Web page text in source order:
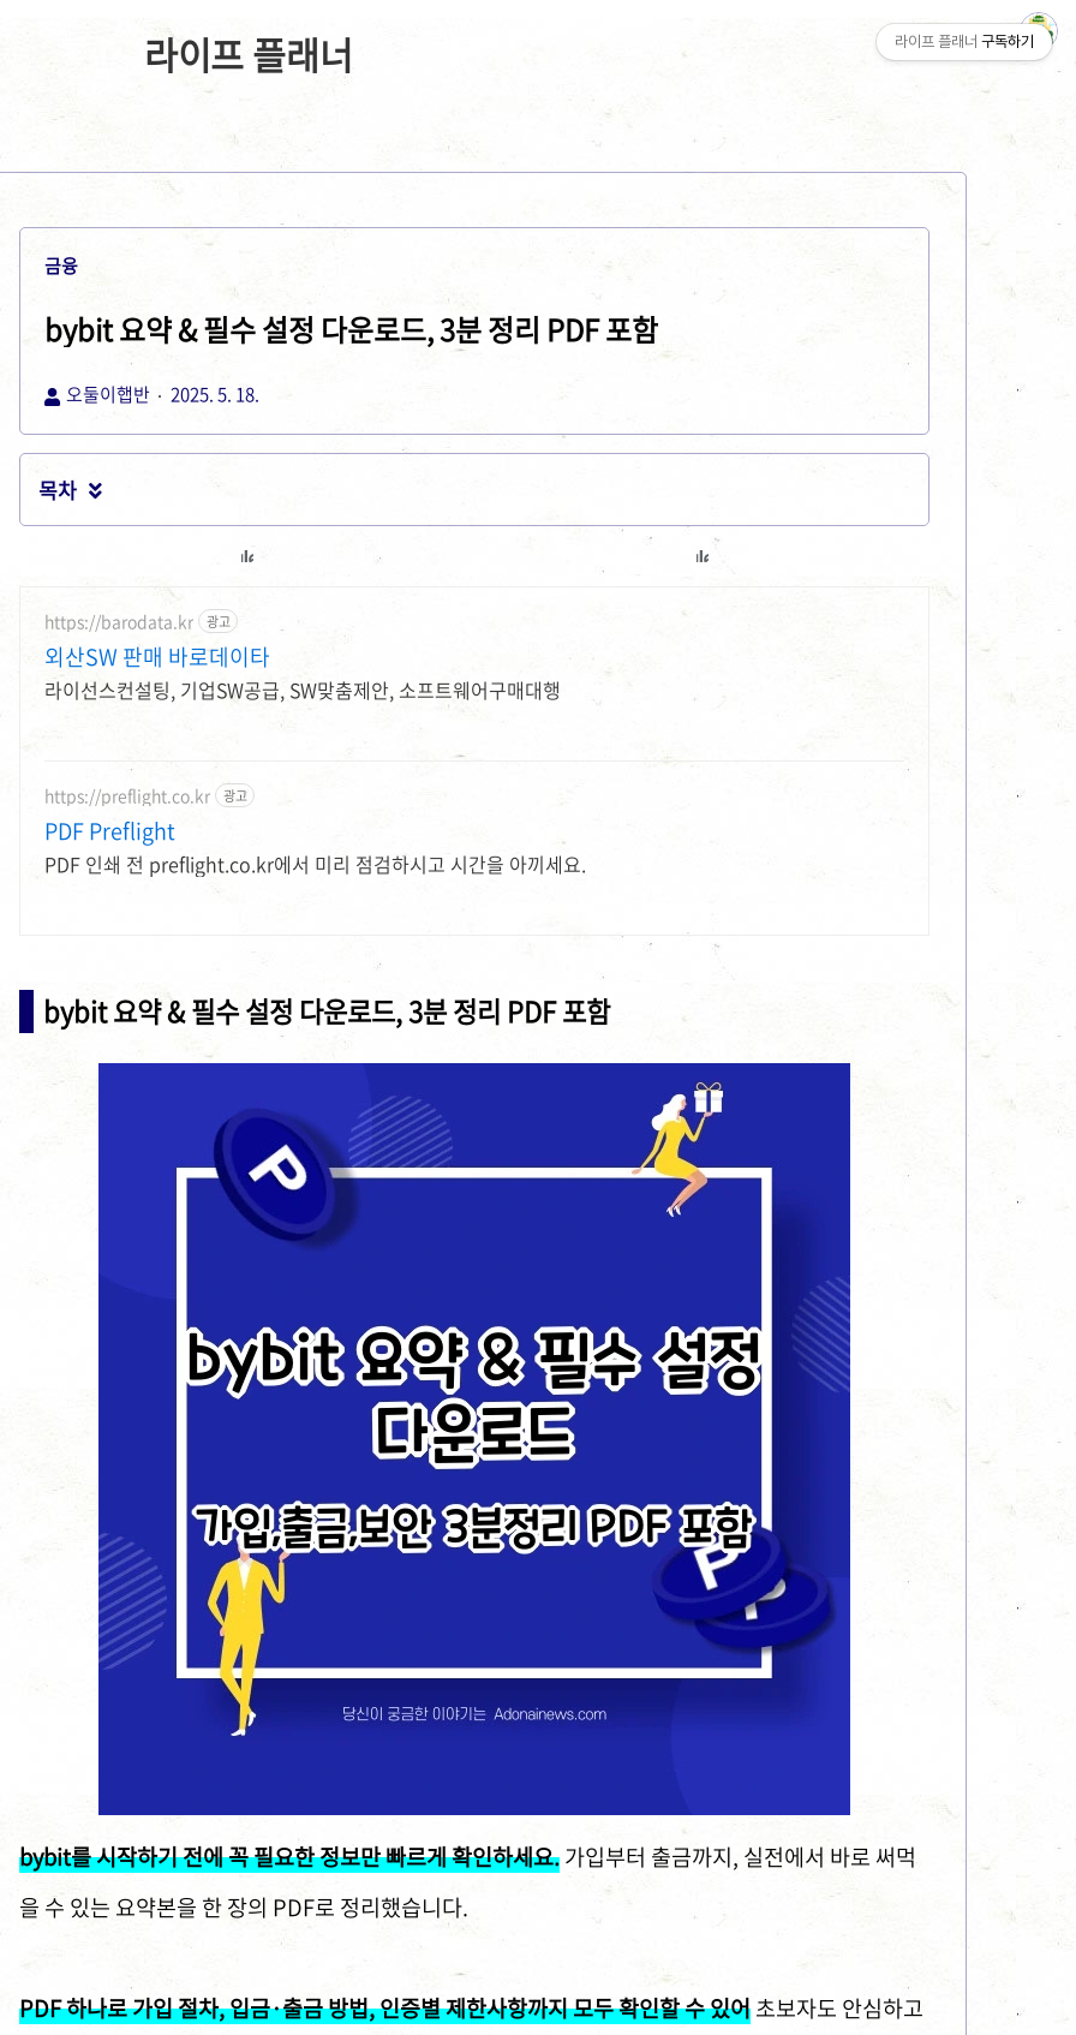
라이프 플래너
금융
bybit 요약 & 필수 설정 다운로드, 3분 정리 PDF 포함
오둘이햅반 2025. 5. 18.
목차 
https://barodata.kr 광고
외산SW 판매 바로데이타
라이선스컨설팅, 기업SW공급, SW맞춤제안, 소프트웨어구매대행
https://preflight.co.kr 광고
PDF Preflight
PDF 인쇄 전 preflight.co.kr에서 미리 점검하시고 시간을 아끼세요.
bybit 요약 & 필수 설정 다운로드, 3분 정리 PDF 포함
bybit를 시작하기 전에 꼭 필요한 정보만 빠르게 확인하세요.가입부터 출금까지, 실전에서 바로 써먹
을 수 있는 요약본을 한 장의 PDF로 정리했습니다.
PDF 하나로 가입 절차, 입금·출금 방법, 인증별 제한사항까지 모두 확인할 수 있어초보자도 안심하고
라이프 플래너 구독하기